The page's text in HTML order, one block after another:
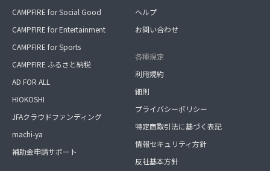
CAMPFIRE for Social Good
CAMPFIRE for Entertainment
CAMPFIRE for Sports
CAMPFIRE ふるさと納税
AD FOR ALL
HIOKOSHI
JFAクラウドファンディング
machi-ya
補助金申請サポート
ヘルプ
お問い合わせ
各種規定
利用規約
細則
プライバシーポリシー
特定商取引法に基づく表記
情報セキュリティ方針
反社基本方針